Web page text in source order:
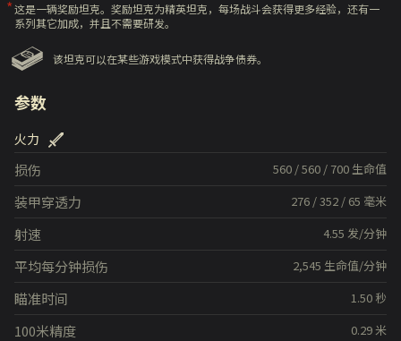
这是一辆奖励坦克。奖励坦克为精英坦克，每场战斗会获得更多经验，还有一
系列其它加成，并且不需要研发。
该坦克可以在某些游戏模式中获得战争债券。
参数
火力
560 /560 / 700 生命值
损伤
276 /352 / 65 毫米
装甲穿透力
4.55 发/分钟
射速
2,545 生命值/分钟
平均每分钟损伤
1.50 秒
瞄准时间
0.29米
100米精度